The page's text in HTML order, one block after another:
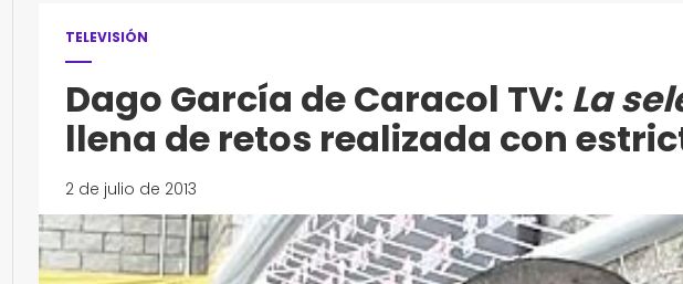
TELEVISIÓN
Dago García de Caracol TV: La
llena de retos realizada con
2 de julio de 2013